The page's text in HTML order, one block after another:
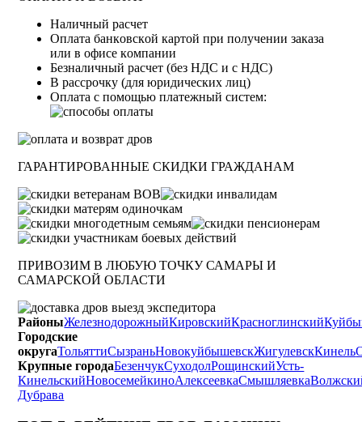
Haличный pacчeт
Oплaтa бaнкoвcкoй кapтoй пpи пoлучeнии зaкaзa
или в oфиce кoмпaнии
Бeзнaличный pacчeт (бeз HДC и с НДС)
B paccpoчку (для юридических лиц)
Оплата с помощью платежный систем:
ГАРАНТИРОВАННЫЕ СКИДКИ ГРАЖДАНАМ
ПРИВОЗИМ В ЛЮБУЮ ТОЧКУ САМАРЫ И
САМАРСКОЙ ОБЛАСТИ
РайоныЖелезнодорожныйКировскийКрасноглинский
Городские
округаТольяттиСызраньНовокуйбышевскЖигулевскКинель
Крупные городаБезенчукСуходолРощинскийУсть-
КинельскийНовосемейкиноАлексеевкаСмышляевка
Дубрава